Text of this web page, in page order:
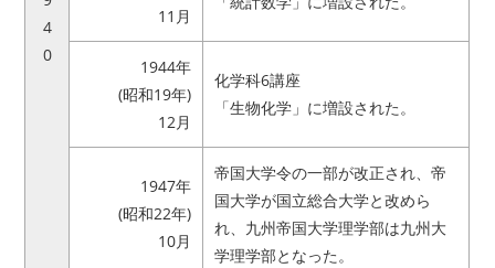
4
0
11月
1944年
(昭和19年)
12月
化学科6講座
「生物化学」に増設された。
1947年
(昭和22年)
10月
帝国大学令の一部が改正され、帝
国大学が国立総合大学と改めら
れ、九州帝国大学理学部は九州大
学理学部となった。